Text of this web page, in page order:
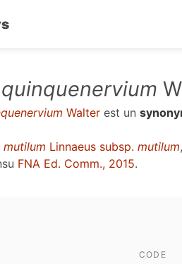
Walter est un
Linnaeus subsp. mutilum
FNA Ed. Comm., 2015.
CODE